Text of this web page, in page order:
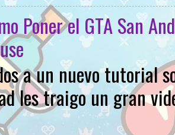
Poner el GTA San
a un nuevo tutorial
les traigo un gran